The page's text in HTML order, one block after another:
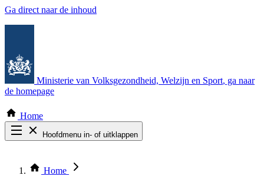
Ga direct naar de inhoud
Ministerie van Volksgezondheid, Welzijn en Sport, ga naar
de homepage
Home
Hoofdmenu in- of uitklappen
Thema COVID-19
Home